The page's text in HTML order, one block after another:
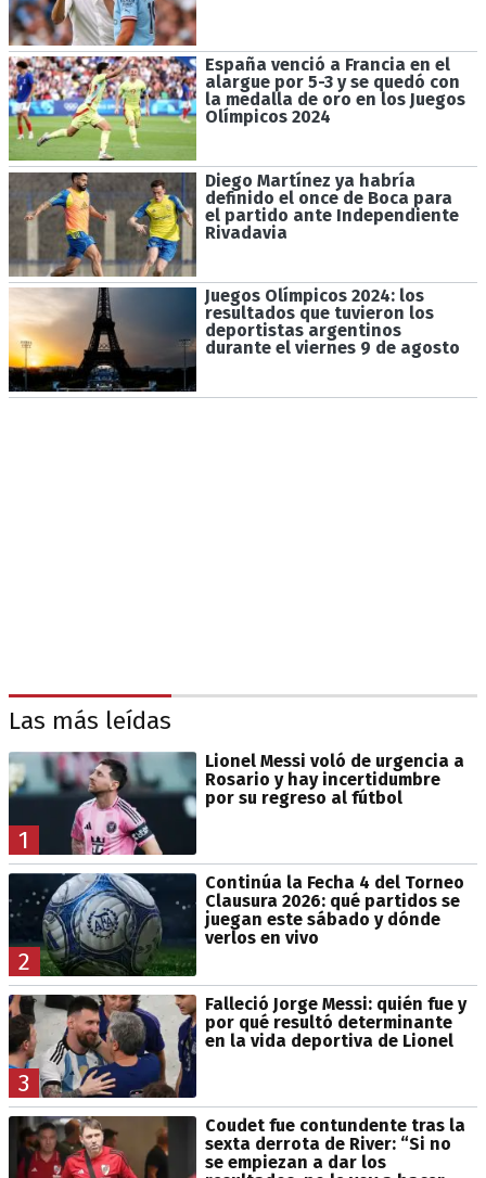
España venció a Francia en el
alargue por 5-3 y se quedó con
la medalla de oro en los Juegos
Olímpicos 2024
Diego Martínez ya habría
definido el once de Boca para
el partido ante Independiente
Rivadavia
Juegos Olímpicos 2024: los
resultados que tuvieron los
deportistas argentinos
durante el viernes 9 de agosto
Las más leídas
1
Lionel Messi voló de urgencia a
Rosario y hay incertidumbre
por su regreso al fútbol
2
Continúa la Fecha 4 del Torneo
Clausura 2026: qué partidos se
juegan este sábado y dónde
verlos en vivo
3
Falleció Jorge Messi: quién fue y
por qué resultó determinante
en la vida deportiva de Lionel
Coudet fue contundente tras la
sexta derrota de River: “Si no
se empiezan a dar los